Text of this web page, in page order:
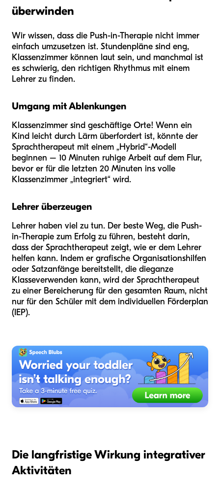
überwinden
Wir wissen, dass die Push-in-Therapie nicht immer
einfach umzusetzen ist. Stundenpläne sind eng,
Klassenzimmer können laut sein, und manchmal ist
es schwierig, den richtigen Rhythmus mit einem
Lehrer zu finden.
Umgang mit Ablenkungen
Klassenzimmer sind geschäftige Orte! Wenn ein
Kind leicht durch Lärm überfordert ist, könnte der
Sprachtherapeut mit einem „Hybrid“-Modell
beginnen – 10 Minuten ruhige Arbeit auf dem Flur,
bevor er für die letzten 20 Minuten ins volle
Klassenzimmer „integriert“ wird.
Lehrer überzeugen
Lehrer haben viel zu tun. Der beste Weg, die Push-
in-Therapie zum Erfolg zu führen, besteht darin,
dass der Sprachtherapeut zeigt, wie er dem Lehrer
helfen kann. Indem er grafische Organisationshilfen
oder Satzanfänge bereitstellt, die dieganze
Klasseverwenden kann, wird der Sprachtherapeut
zu einer Bereicherung für den gesamten Raum, nicht
nur für den Schüler mit dem individuellen Förderplan
(IEP).
Die langfristige Wirkung integrativer
Aktivitäten